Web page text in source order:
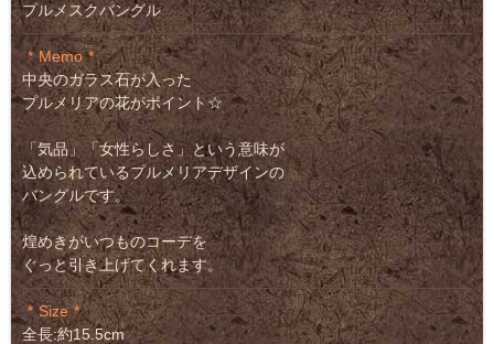
プルメスクバングル
Memo
中央のガラス石が入った
プルメリアの花がポイント☆
「気品」「女性らしさ」という意味が
込められているプルメリアデザインの
バングルです。
煌めきがいつものコーデを
ぐっと引き上げてくれます。
Size
全長:約15.5cm